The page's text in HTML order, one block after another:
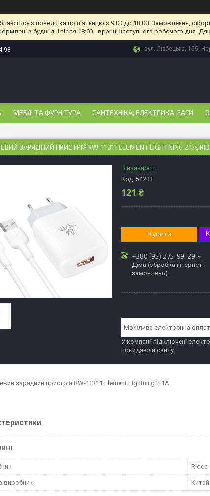
з понеділка по п'ятницю з 9:00 до 18:00. Замовлення,
в будні дні після 18:00 - вранці наступного робочого дня.
93 вул. Любецька, 155,
МЕБЛІ ТА ФУРНІТУРА САНТЕХНІКА, ЕЛЕКТРИКА, ВАГИ
ЗАРЯДНИЙ ПРИСТРІЙ RW-11311 ELEMENT LIGHTNING 2.1A,
В наявності
Код: 54233
121 ₴
Купити
+380 (95) 275-99-29
Діма (обробка інтернет-
замовлень)
У компанії підключені
покидаючи сайту.
зарядний пристрій RW-11311 Element Lightning 2.1A
Ridea
виробник Китай